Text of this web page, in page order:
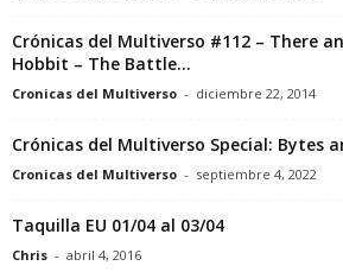
Crónicas del Multiverso #112 – There
Hobbit – The Battle...
Cronicas del Multiverso - diciembre 22, 2014
Crónicas del Multiverso Special: Bytes
Cronicas del Multiverso - septiembre 4, 2022
Taquilla EU 01/04 al 03/04
Chris - abril 4, 2016